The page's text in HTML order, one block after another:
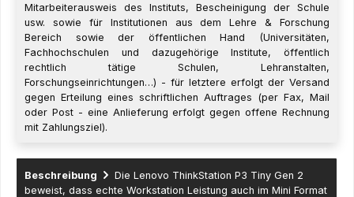
Mitarbeiterausweis des Instituts, Bescheinigung der Schule
usw. sowie für Institutionen aus dem Lehre & Forschung
Bereich sowie der öffentlichen Hand (Universitäten,
Fachhochschulen und dazugehörige Institute, öffentlich
rechtlich tätige Schulen, Lehranstalten,
Forschungseinrichtungen…) - für letztere erfolgt der Versand
gegen Erteilung eines schriftlichen Auftrages (per Fax, Mail
oder Post - eine Anlieferung erfolgt gegen offene Rechnung
mit Zahlungsziel).
Beschreibung
Die Lenovo ThinkStation P3 Tiny Gen 2
beweist, dass echte Workstation Leistung auch im Mini Format